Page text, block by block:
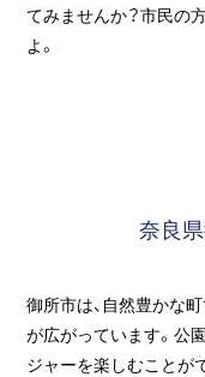
てみませんか？市民の
よ。
奈良
御所市は、自然豊かな
が広がっています。公
ジャーを楽しむことが